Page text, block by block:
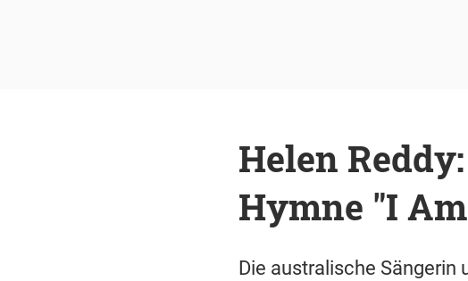
Helen
Hymne "I
Die australische Sängerin